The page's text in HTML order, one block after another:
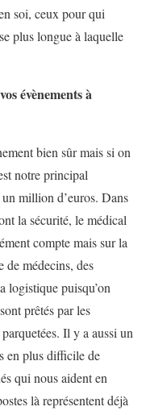
soi, ceux pour qui
plus longue à laquelle
évènements à
bien sûr mais si on
notre principal
million d’euros. Dans
la sécurité, le médical
compte mais sur la
de médecins, des
logistique puisqu’on
prêtés par les
Il y a aussi un
en plus difficile de
qui nous aident en
là représentent déjà